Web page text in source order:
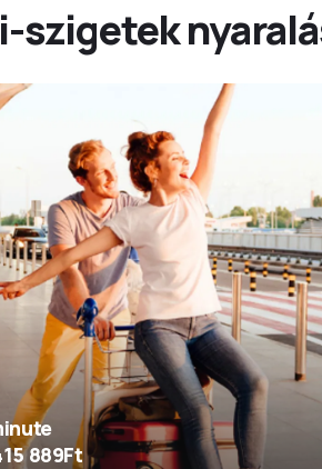
szigetek
889Ft